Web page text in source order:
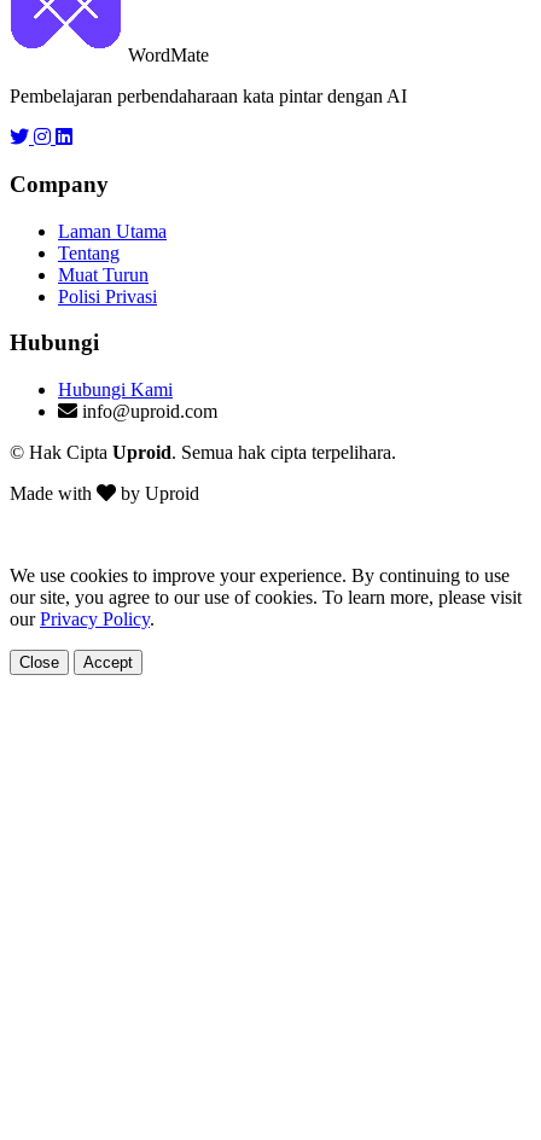
WordMate
Pembelajaran perbendaharaan kata pintar dengan AI
Company
Laman Utama
Tentang
Muat Turun
Polisi Privasi
Hubungi
Hubungi Kami
info@uproid.com
© Hak Cipta Uproid. Semua hak cipta terpelihara.
Made with
by Uproid
We use cookies to improve your experience. By continuing to use
our site, you agree to our use of cookies. To learn more, please visit
ourPrivacy Policy.
Close Accept